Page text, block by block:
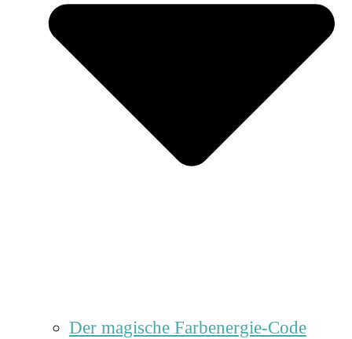
Der magische Farbenergie-Code